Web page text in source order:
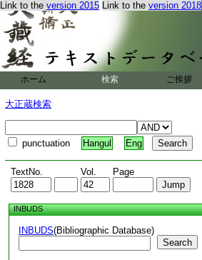
Link to the version 2015 Link to the version 2018
ホーム 検索 ご挨拶
大正蔵検索
punctuation Hangul Eng
TextNo. Vol. Page
INBUDS
INBUDS(Bibliographic Database)
Search